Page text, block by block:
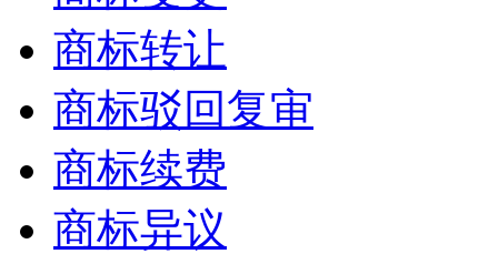
商标转让
商标驳回复审
商标续费
商标异议